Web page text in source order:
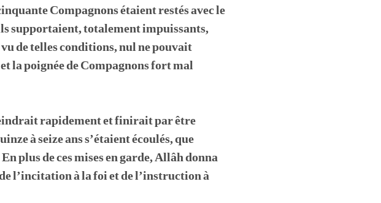
Compagnons étaient restés avec le
supportaient, totalement impuissants,
de telles conditions, nul ne pouvait
la poignée de Compagnons fort mal
rapidement et finirait par être
à seize ans s’étaient écoulés, que
plus de ces mises en garde, Allâh donna
l’incitation à la foi et de l’instruction à